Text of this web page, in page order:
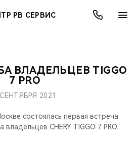
РВ СЕРВИС
МОДЕЛИ
МИР CHERY
АКЦИИСЕРВИСЫ
КОМПАНИИ
ВЛАДЕЛЬЦЕВ TIGGO
7 PRO
2021
состоялась первая встреча
CHERY TIGGO 7 PRO.